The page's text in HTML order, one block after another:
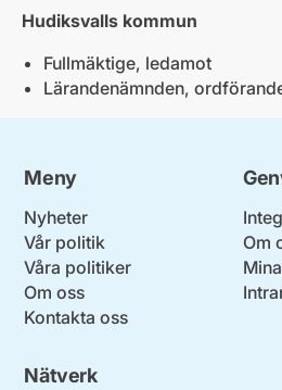
Hudiksvalls kommun
Fullmäktige, ledamot
Lärandenämnden,
Meny
Nyheter
Vår politik
Våra politiker
Om oss
Kontakta oss
Om
Nätverk